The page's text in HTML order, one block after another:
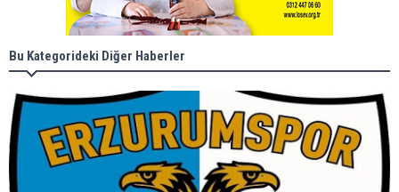
Bu Kategorideki Diğer Haberler